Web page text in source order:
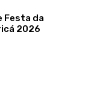
Festa da
2026